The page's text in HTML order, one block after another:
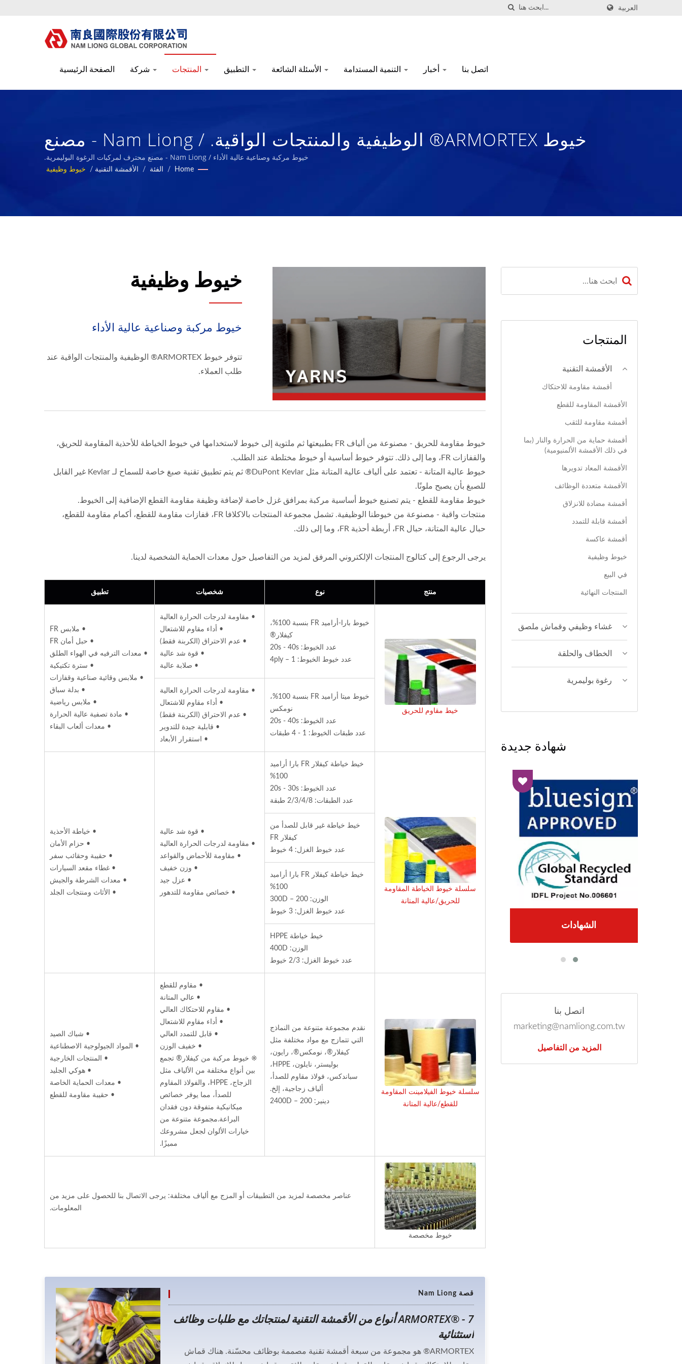
العربية
الصفحة الرئيسية اتصل بنا
خيوط ARMORTEX® الوظيفية والمنتجات الواقية. / Nam Liong - مصنع
محترف لمركبات الرغوة البوليمرية.
خيوط مركبة وصناعية عالية الأداء / Nam Liong - مصنع محترف لمركبات الرغوة البوليمرية.
Home
/ الفئة / الأقمشة التقنية / خيوط وظيفية
خيوط وظيفية
خيوط مركبة وصناعية عالية الأداء
تتوفر خيوط ARMORTEX® الوظيفية والمنتجات الواقية عند
طلب العملاء.
خيوط مقاومة للحريق - مصنوعة من ألياف FR بطبيعتها ثم ملتوية إلى خيوط لاستخدامها في خيوط الخياطة للأحذية المقاومة للحريق،
والقفازات FR، وما إلى ذلك. تتوفر خيوط أساسية أو خيوط مختلطة عند الطلب.
خيوط عالية المتانة - تعتمد على ألياف عالية المتانة مثل DuPont Kevlar® ثم يتم تطبيق تقنية صبغ خاصة للسماح لـ Kevlar غير القابل
للصبغ بأن يصبح ملونًا.
خيوط مقاومة للقطع - يتم تصنيع خيوط أساسية مركبة بمرافق غزل خاصة لإضافة وظيفة مقاومة القطع الإضافية إلى الخيوط.
منتجات واقية - مصنوعة من خيوطنا الوظيفية. تشمل مجموعة المنتجات بالاكلافا FR، قفازات مقاومة للقطع، أكمام مقاومة للقطع،
حبال عالية المتانة، حبال FR، أربطة أحذية FR، وما إلى ذلك.
يرجى الرجوع إلى كتالوج المنتجات الإلكتروني المرفق لمزيد من التفاصيل حول معدات الحماية الشخصية لدينا.
منتج نوع شخصيات تطبيق
خيط مقاوم للحريق
خيوط بارا-أراميد FR بنسبة 100%،
كيفلار®
عدد الخيوط: 20s - 40s
عدد خيوط الخيوط: 1 – 4ply
• مقاومة لدرجات الحرارة العالية
• أداء مقاوم للاشتعال
• عدم الاحتراق (الكربنة فقط)
• قوة شد عالية
• صلابة عالية
• ملابس FR
• حبل أمان FR
• معدات الترفيه في الهواء الطلق
• سترة تكتيكية
• ملابس وقائية صناعية وقفازات
• بدلة سباق
• ملابس رياضية
• مادة تصفية عالية الحرارة
• معدات ألعاب البقاء
خيوط ميتا أراميد FR بنسبة 100%،
نومكس
عدد الخيوط: 20s - 40s
عدد طبقات الخيوط: 1 - 4 طبقات
• مقاومة لدرجات الحرارة العالية
• أداء مقاوم للاشتعال
• عدم الاحتراق (الكربنة فقط)
• قابلية جيدة للتدوير
• استقرار الأبعاد
سلسلة خيوط الخياطة المقاومة
للحريق/عالية المتانة
خيط خياطة كيفلار FR بارا أراميد
100%
عدد الخيوط: 20s - 30s
عدد الطبقات: 2/3/4/8 طبقة
• قوة شد عالية
• مقاومة لدرجات الحرارة العالية
• مقاومة للأحماض والقواعد
• وزن خفيف
• عزل جيد
• خصائص مقاومة للتدهور
• خياطة الأحذية
• حزام الأمان
• حقيبة وحقائب سفر
• غطاء مقعد السيارات
• معدات الشرطة والجيش
• الأثاث ومنتجات الجلد
خيط خياطة غير قابل للصدأ من
كيفلار FR
عدد خيوط الغزل: 4 خيوط
خيط خياطة كيفلار FR بارا أراميد
100%
الوزن: 200 – 300D
عدد خيوط الغزل: 3 خيوط
خيط خياطة HPPE
الوزن: 400D
عدد خيوط الغزل: 2/3 خيوط
سلسلة خيوط الفيلامينت المقاومة
للقطع/عالية المتانة
نقدم مجموعة متنوعة من النماذج
التي تتمازج مع مواد مختلفة مثل
كيفلار®، نومكس®، رايون،
بوليستر، نايلون، HPPE،
سباندكس، فولاذ مقاوم للصدأ،
ألياف زجاجية، إلخ.
دينير: 200 – 2400D
• مقاوم للقطع
• عالي المتانة
• مقاوم للاحتكاك العالي
• أداء مقاوم للاشتعال
• قابل للتمدد العالي
• خفيف الوزن
※ خيوط مركبة من كيفلار® تجمع
بين أنواع مختلفة من الألياف مثل
الزجاج، HPPE، والفولاذ المقاوم
للصدأ، مما يوفر خصائص
ميكانيكية متفوقة دون فقدان
البراعة.مجموعة متنوعة من
خيارات الألوان لجعل مشروعك
مميزًا.
• شباك الصيد
• المواد الجيولوجية الاصطناعية
• المنتجات الخارجية
• هوكي الجليد
• معدات الحماية الخاصة
• حقيبة مقاومة للقطع
خيوط مخصصة
عناصر مخصصة لمزيد من التطبيقات أو المزج مع ألياف مختلفة: يرجى الاتصال بنا للحصول على مزيد من
المعلومات.
قصة Nam Liong
ARMORTEX® - 7 أنواع من الأقمشة التقنية لمنتجاتك مع طلبات وظائف
استثنائية
ARMORTEX® هو مجموعة من سبعة أقمشة تقنية مصممة بوظائف محسّنة. هناك قماش
المنتجات
الأقمشة التقنية
أقمشة مقاومة للاحتكاك
الأقمشة المقاومة للقطع
أقمشة مقاومة للثقب
أقمشة حماية من الحرارة والنار (بما
في ذلك الأقمشة الألمنيومية)
الأقمشة المعاد تدويرها
الأقمشة متعددة الوظائف
أقمشة مضادة للانزلاق
أقمشة قابلة للتمدد
أقمشة عاكسة
خيوط وظيفية
في البيع
المنتجات النهائية
غشاء وظيفي وقماش ملصق
الخطاف والحلقة
رغوة بوليمرية
شهادة جديدة
ISO 27001
الشهادات
ISO 27001
الشهادات
اتصل بنا
marketing@namliong.com.tw
المزيد من التفاصيل